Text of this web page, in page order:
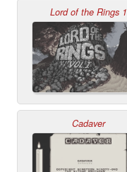
Lord of the Rings 1
Cadaver